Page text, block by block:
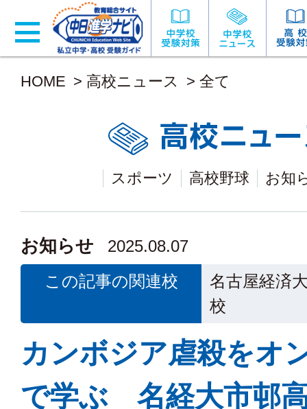
HOME > 高校ニュース > 全て
スポーツ 高校野球 お知
お知らせ
2025.08.07
この記事の関連校
名古屋経済
校
カンボジア虐殺をオ
で学ぶ 名経大市邨